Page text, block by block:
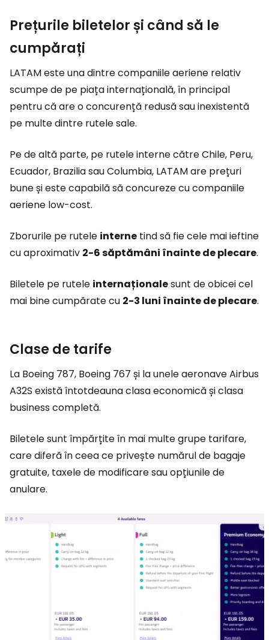
Prețurile biletelor și când să le
cumpărați
LATAM este una dintre companiile aeriene relativ
scumpe de pe piața internațională, în principal
pentru că are o concurență redusă sau inexistentă
pe multe dintre rutele sale.
Pe de altă parte, pe rutele interne către Chile, Peru,
Ecuador, Brazilia sau Columbia, LATAM are prețuri
bune și este capabilă să concureze cu companiile
aeriene low-cost.
Zborurile pe rutele interne tind să fie cele mai ieftine
cu aproximativ 2-6 săptămâni înainte de plecare.
Biletele pe rutele internaționalesunt de obicei cel
mai bine cumpărate cu 2-3 luni înainte de plecare.
Clase de tarife
La Boeing 787, Boeing 767 și la unele aeronave Airbus
A32S există întotdeauna clasa economică și clasa
business completă.
Biletele sunt împărțite în mai multe grupe tarifare,
care diferă în ceea ce privește numărul de bagaje
gratuite, taxele de modificare sau opțiunile de
anulare.